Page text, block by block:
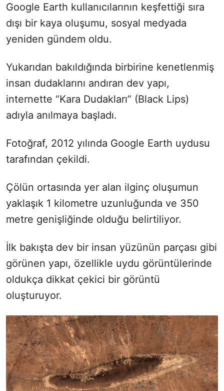
Google Earth kullanıcılarının keşfettiği sıra
dışı bir kaya oluşumu, sosyal medyada
yeniden gündem oldu.
Yukarıdan bakıldığında birbirine kenetlenmiş
insan dudaklarını andıran dev yapı,
internette “Kara Dudakları” (Black Lips)
adıyla anılmaya başladı.
Fotoğraf, 2012 yılında Google Earth uydusu
tarafından çekildi.
Çölün ortasında yer alan ilginç oluşumun
yaklaşık 1 kilometre uzunluğunda ve 350
metre genişliğinde olduğu belirtiliyor.
İlk bakışta dev bir insan yüzünün parçası gibi
görünen yapı, özellikle uydu görüntülerinde
oldukça dikkat çekici bir görüntü
oluşturuyor.